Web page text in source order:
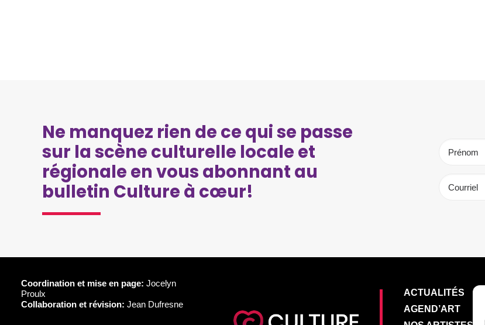
Ne manquez rien de ce qui se passe
sur la scène culturelle locale et
régionale en vous abonnant au
bulletin Culture à cœur!
Coordination et mise en page: Jocelyn
Proulx
Collaboration et révision: Jean Dufresne
ACTUALITÉS
AGEND’ART